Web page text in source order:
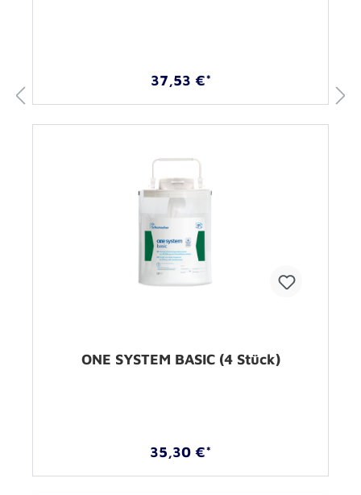
37,53 €*
ONE SYSTEM BASIC (4 Stück)
35,30 €*